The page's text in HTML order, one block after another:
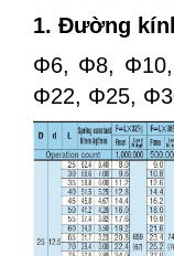
1. Đường
​​Φ6, Φ8,
Φ22, Φ25,